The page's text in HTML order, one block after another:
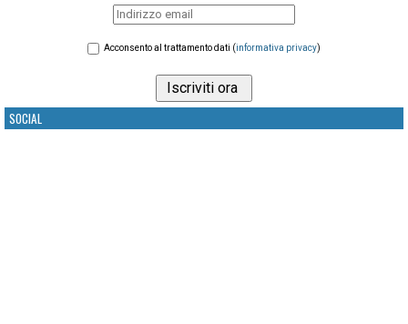
Acconsento al trattamento dati (informativa privacy)
SOCIAL